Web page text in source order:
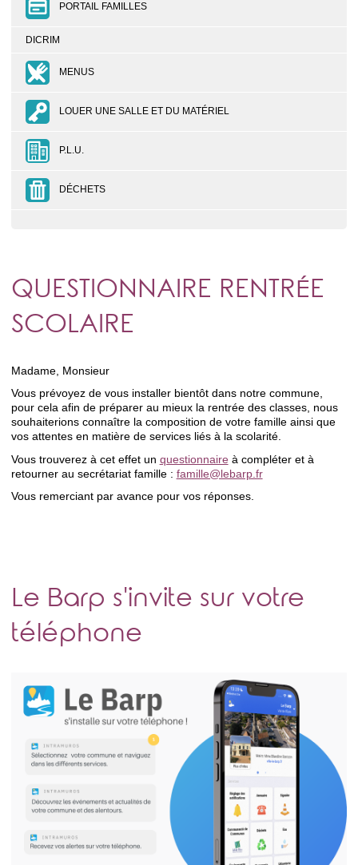
PORTAIL FAMILLES
DICRIM
MENUS
LOUER UNE SALLE ET DU MATÉRIEL
P.L.U.
DÉCHETS
QUESTIONNAIRE RENTRÉE
SCOLAIRE
Madame, Monsieur
Vous prévoyez de vous installer bientôt dans notre commune,
pour cela afin de préparer au mieux la rentrée des classes, nous
souhaiterions connaître la composition de votre famille ainsi que
vos attentes en matière de services liés à la scolarité.
Vous trouverez à cet effet un questionnaireà compléter et à
retourner au secrétariat famille : famille@lebarp.fr
Vous remerciant par avance pour vos réponses.
Le Barp s'invite sur votre
téléphone